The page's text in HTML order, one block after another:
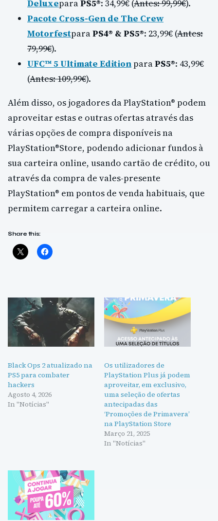
DeluxeparaPS5®: 34,99€ (Antes: 99,99€).
Pacote Cross-Gen de The Crew
MotorfestparaPS4® & PS5®: 23,99€ (Antes:
79,99€).
UFC™ 5 Ultimate EditionparaPS5®: 43,99€
(Antes: 109,99€).
Além disso, os jogadores da PlayStation® podem
aproveitar estas e outras ofertas através das
várias opções de compra disponíveis na
PlayStation®Store, podendo adicionar fundos à
sua carteira online, usando cartão de crédito, ou
através da compra de vales-presente
PlayStation® em pontos de venda habituais, que
permitem carregar a carteira online.
Share this:
Black Ops 2 atualizado na
PS5 para combater
hackers
Agosto 4, 2026
In "Notícias"
Os utilizadores de
PlayStation Plus já podem
aproveitar, em exclusivo,
uma seleção de ofertas
antecipadas das
‘Promoções de Primavera’
na PlayStation Store
Março 21, 2025
In "Notícias"